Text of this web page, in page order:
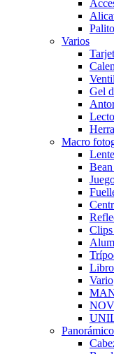
Varios
Gel
Macro
Vario
Panorámico